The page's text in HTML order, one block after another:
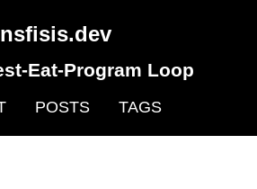
nsfisis.dev
Eat-Program Loop
POSTS TAGS